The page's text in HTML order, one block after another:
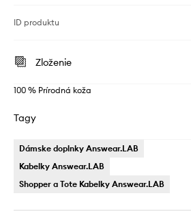
ID produktu
Zloženie
100 % Prírodná koža
Tagy
Dámske doplnky Answear.LAB
Kabelky Answear.LAB
Shopper a Tote Kabelky Answear.LAB